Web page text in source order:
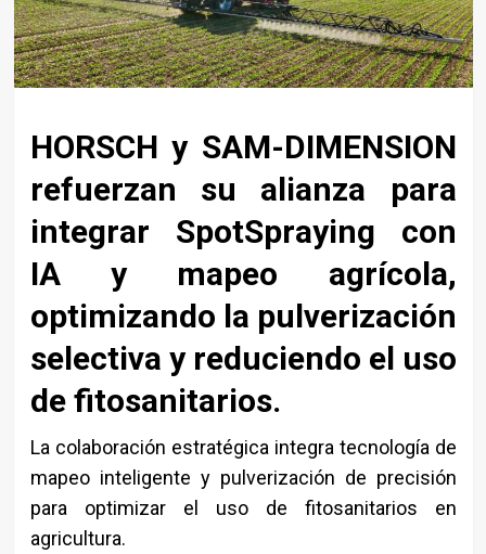
HORSCH y SAM-DIMENSION
refuerzan su alianza para
integrar SpotSpraying con
IA y mapeo agrícola,
optimizando la pulverización
selectiva y reduciendo el uso
de fitosanitarios.
La colaboración estratégica integra tecnología de
mapeo inteligente y pulverización de precisión
para optimizar el uso de fitosanitarios en
agricultura.